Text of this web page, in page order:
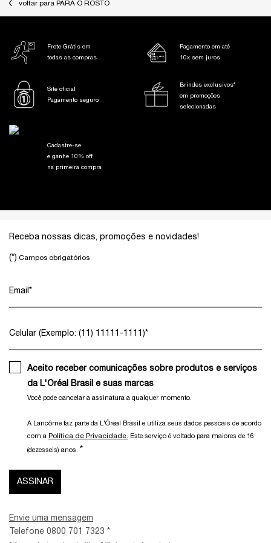
voltar para PARA O ROSTO
Frete Grátis em
todas as compras
Pagamento em até
10x sem juros
Site oficial
Pagamento seguro
Brindes exclusivos*
em promoções
selecionadas
Cadastre-se
e ganhe 10% off
na primeira compra
Receba nossas dicas, promoções e novidades!
(*) Campos obrigatórios
Email *
Celular (Exemplo: (11) 11111-1111)*
Aceito receber comunicações sobre produtos e serviços
da L'Oréal Brasil e suas marcas
Você pode cancelar a assinatura a qualquer momento.​
A Lancôme faz parte da L'Óreal Brasil e utiliza seus dados pessoais de acordo
com a Política de Privacidade. Este serviço é voltado para maiores de 16
(dezesseis) anos. *
ASSINAR
Envie uma mensagem
Telefone 0800 701 7323 *